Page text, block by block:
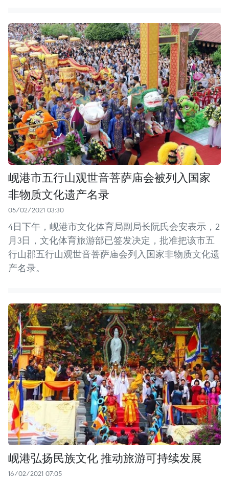
岘港市五行山观世音菩萨庙会被列入国家
非物质文化遗产名录
05/02/2021 03:30
4日下午，岘港市文化体育局副局长阮氏会安表示，2
月3日，文化体育旅游部已签发决定，批准把该市五
行山郡五行山观世音菩萨庙会列入国家非物质文化遗
产名录。
岘港弘扬民族文化 推动旅游可持续发展
16/02/2021 07:05